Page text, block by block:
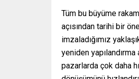
Tüm bu büyüme
açısından tarihi bir
imzaladığımız
yeniden
pazarlarda çok daha